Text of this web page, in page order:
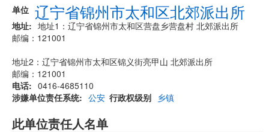
单位 辽宁省锦州市太和区北郊派出所
地址
地址1：辽宁省锦州市太和区营盘乡营盘村 北郊派出所
邮编：121001
地址2：辽宁省锦州市太和区锦义街亮甲山 北郊派出所
邮编：121001
电话
0416-4685110
涉嫌单位责任系统
公安 行政权级别 乡镇
此单位责任人名单